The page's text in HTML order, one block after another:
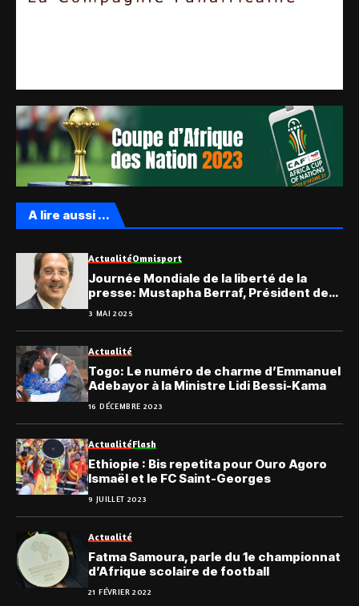
A lire aussi ...
ActualitéOmnisport
Journée Mondiale de la liberté de la
presse: Mustapha Berraf, Président de
l’ACNOA, aux côtés de la presse
Africaine
3 MAI 2025
Actualité
Togo: Le numéro de charme d’Emmanuel
Adebayor à la Ministre Lidi Bessi-Kama
16 DÉCEMBRE 2023
ActualitéFlash
Ethiopie : Bis repetita pour Ouro Agoro
Ismaël et le FC Saint-Georges
9 JUILLET 2023
Actualité
Fatma Samoura, parle du 1e championnat
d’Afrique scolaire de football
21 FÉVRIER 2022